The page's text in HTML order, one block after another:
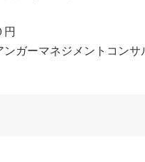
円
ガーマネジメントコン